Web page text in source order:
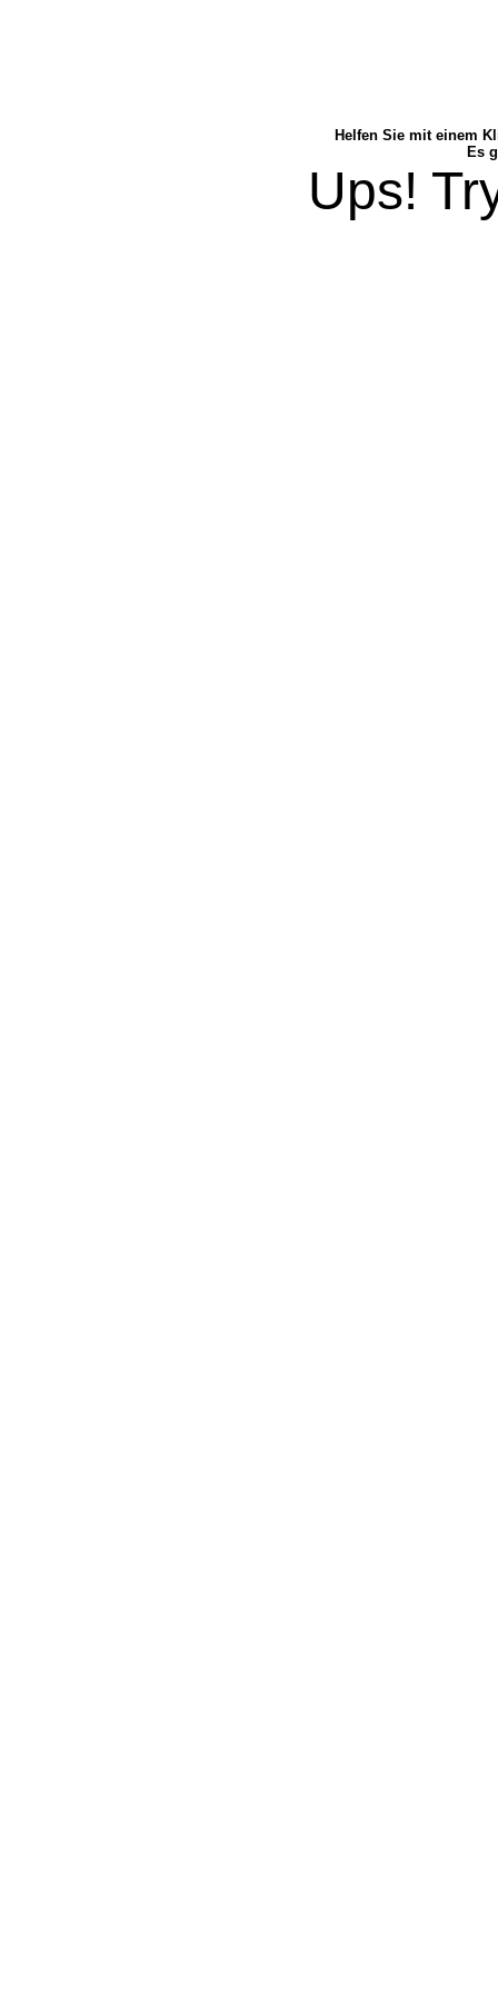
Helfen Sie mit einem
Es
Ups!